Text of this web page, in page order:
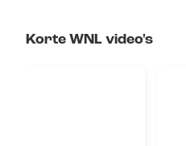
Korte WNL video's